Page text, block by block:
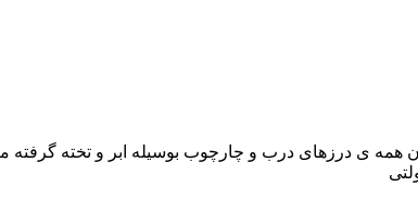
ی درزهای درب و چارچوب بوسیله ابر و تخته گرفته